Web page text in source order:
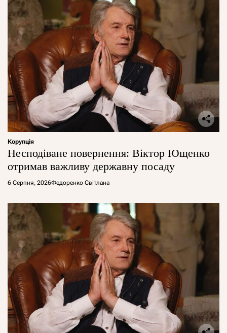
Корупція
Несподіване повернення: Віктор Ющенко
отримав важливу державну посаду
6 Серпня, 2026Федоренко Світлана